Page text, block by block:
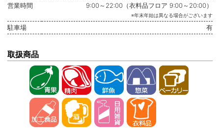
営業時間
9:00～22:00（衣料品フロア 9:00～20:00）
※年末年始は異なる場合がございます
駐車場 有
取扱商品